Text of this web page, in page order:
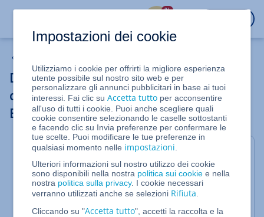
%
Diagnosi e sostituzione di un disco rigido
difettoso (Server Dedicato Linux e Server
Bare Metal Linux con hardware RAID)
Se ricevi una notifica di errore del disco rigido o
noti delle anomalie nel sistema, devi agire in fretta
per ripristinare la ridondanza del tuo array RAID. In
questo articolo scoprirai come identificare un disco
rigido difettoso e preparare il server alla sua
sostituzione.
Impostazioni dei cookie
Utilizziamo i cookie per offrirti la migliore esperienza
utente possibile sul nostro sito web e per
personalizzare gli annunci pubblicitari in base ai tuoi
interessi. Fai clic suAccetta tutto per acconsentire
all'uso di tutti i cookie. Puoi anche scegliere quali
cookie consentire selezionando le caselle sottostanti
e facendo clic su Invia preferenze per confermare le
tue scelte. Puoi modificare le tue preferenze in
qualsiasi momento nelle impostazioni
Ulteriori informazioni sul nostro utilizzo dei cookie
sono disponibili nella nostra politica sui cookie e nella
nostra politica sulla privacy. I cookie necessari
verranno utilizzati anche se selezioni Rifiuta
Cliccando su "Accetta tutto", accetti la raccolta e la